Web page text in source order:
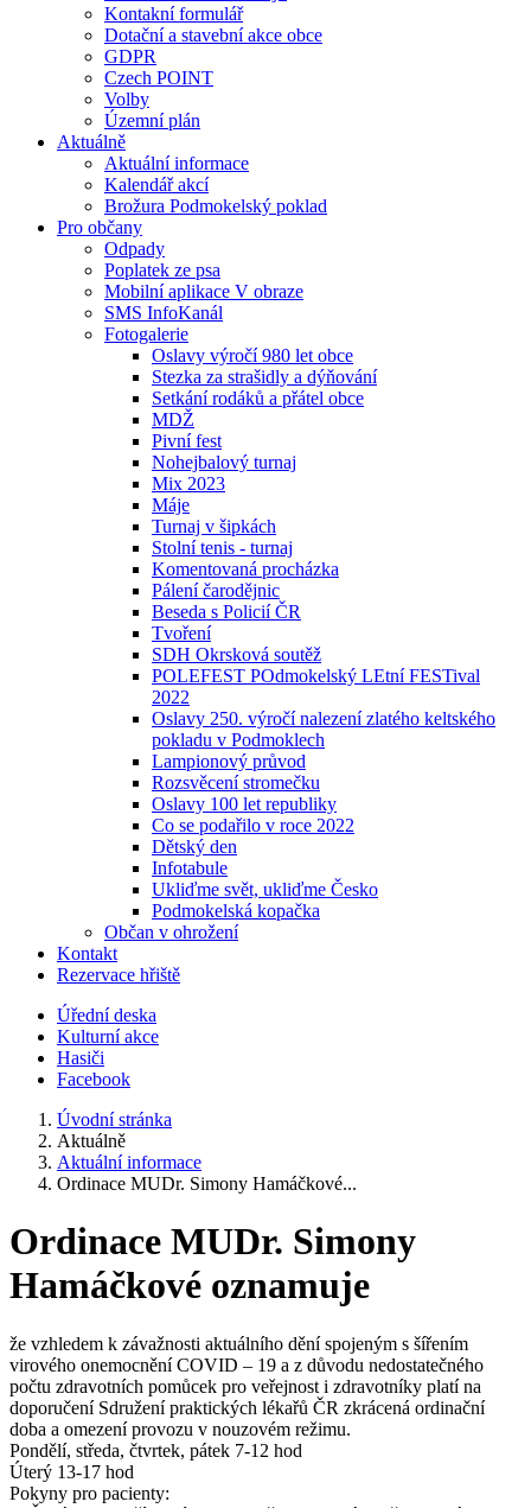
Kontakní formulář
Dotační a stavební akce obce
GDPR
Czech POINT
Volby
Územní plán
Aktuálně
Aktuální informace
Kalendář akcí
Brožura Podmokelský poklad
Pro občany
Odpady
Poplatek ze psa
Mobilní aplikace V obraze
SMS InfoKanál
Fotogalerie
Oslavy výročí 980 let obce
Stezka za strašidly a dýňování
Setkání rodáků a přátel obce
MDŽ
Pivní fest
Nohejbalový turnaj
Mix 2023
Máje
Turnaj v šipkách
Stolní tenis - turnaj
Komentovaná procházka
Pálení čarodějnic
Beseda s Policií ČR
Tvoření
SDH Okrsková soutěž
POLEFEST POdmokelský LEtní FESTival
2022
Oslavy 250. výročí nalezení zlatého keltského
pokladu v Podmoklech
Lampionový průvod
Rozsvěcení stromečku
Oslavy 100 let republiky
Co se podařilo v roce 2022
Dětský den
Infotabule
Ukliďme svět, ukliďme Česko
Podmokelská kopačka
Občan v ohrožení
Kontakt
Rezervace hřiště
Úřední deska
Kulturní akce
Hasiči
Facebook
Úvodní stránka
Aktuálně
Aktuální informace
Ordinace MUDr. Simony Hamáčkové...
Ordinace MUDr. Simony
Hamáčkové oznamuje
že vzhledem k závažnosti aktuálního dění spojeným s šířením
virového onemocnění COVID – 19 a z důvodu nedostatečného
počtu zdravotních pomůcek pro veřejnost i zdravotníky platí na
doporučení Sdružení praktických lékařů ČR zkrácená ordinační
doba a omezení provozu v nouzovém režimu.
Pondělí, středa, čtvrtek, pátek 7-12 hod
Úterý 13-17 hod
Pokyny pro pacienty: